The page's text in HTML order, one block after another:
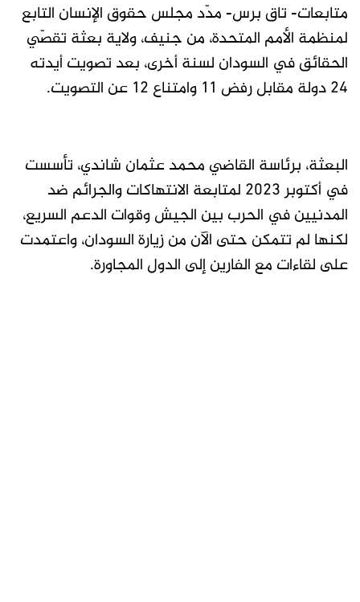
متابعات- تاق برس- مدّد مجلس حقوق الإنسان التابع
لمنظمة الأمم المتحدة، من جنيف، ولاية بعثة تقصّي
الحقائق في السودان لسنة أخرى، بعد تصويت أيدته
24 دولة مقابل رفض 11 وامتناع 12 عن التصويت.
البعثة، برئاسة القاضي محمد عثمان شاندي، تأسست
في أكتوبر 2023 لمتابعة الانتهاكات والجرائم ضد
المدنيين في الحرب بين الجيش وقوات الدعم السريع،
لكنها لم تتمكن حتى الآن من زيارة السودان، واعتمدت
على لقاءات مع الفارين إلى الدول المجاورة.